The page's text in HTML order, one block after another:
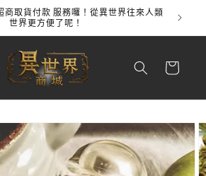
商取貨付款 服務囉！從異世界往來人類
世界更方便了呢！
物